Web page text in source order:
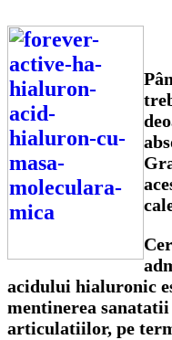
acidului hialuronic
mentinerea
articulatiilor, pe